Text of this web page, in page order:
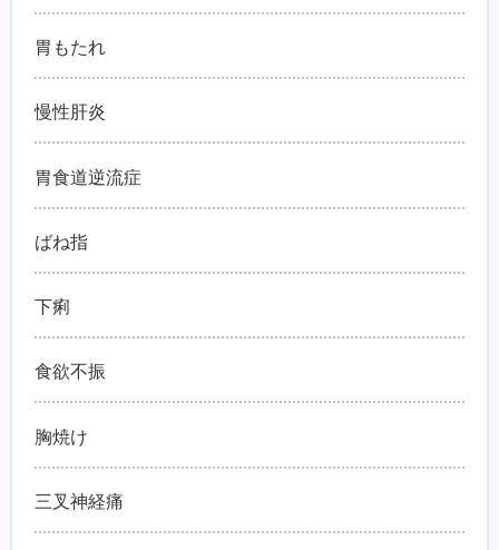
胃もたれ
慢性肝炎
胃食道逆流症
ばね指
下痢
食欲不振
胸焼け
三叉神経痛